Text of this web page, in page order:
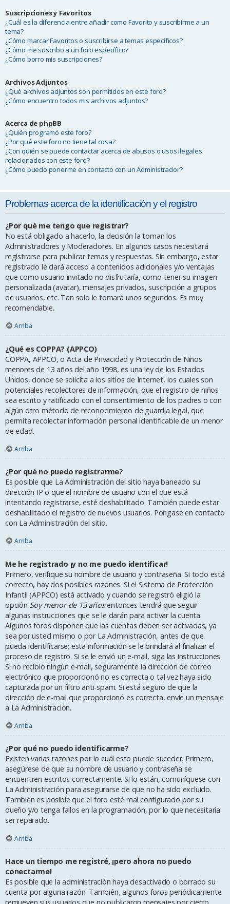
Suscripciones y Favoritos
¿Cuál es la diferencia entre añadir como Favorito y suscribirme a un
tema?
¿Cómo marcar Favoritos o suscribirse a temas específicos?
¿Cómo me suscribo a un foro específico?
¿Cómo borro mis suscripciones?
Archivos Adjuntos
¿Qué archivos adjuntos son permitidos en este foro?
¿Cómo encuentro todos mis archivos adjuntos?
Acerca de phpBB
¿Quién programó este foro?
¿Por qué este foro no tiene tal cosa?
¿Con quién se puede contactar acerca de abusos o usos ilegales
relacionados con este foro?
¿Cómo puedo ponerme en contacto con un Administrador?
Problemas acerca de la identificación y el registro
¿Por qué me tengo que registrar?
No está obligado a hacerlo, la decisión la toman los
Administradores y Moderadores. En algunos casos necesitará
registrarse para publicar temas y respuestas. Sin embargo, estar
registrado le dará acceso a contenidos adicionales y/o ventajas
que como usuario invitado no disfrutaría, como tener su imagen
personalizada (avatar), mensajes privados, suscripción a grupos
de usuarios, etc. Tan solo le tomará unos segundos. Es muy
recomendable.
Arriba
¿Qué es COPPA? (APPCO)
COPPA, APPCO, o Acta de Privacidad y Protección de Niños
menores de 13 años del año 1998, es una ley de los Estados
Unidos, donde se solicita a los sitios de Internet, los cuales son
potenciales recolectores de información, que el registro de niños
sea escrito y ratificado con el consentimiento de los padres o con
algún otro método de reconocimiento de guardia legal, que
permita recolectar información personal identificable de un menor
de edad.
Arriba
¿Por qué no puedo registrarme?
Es posible que La Administración del sitio haya baneado su
dirección IP o que el nombre de usuario con el que está
intentando registrarse, esté deshabilitado. También puede estar
deshabilitado el registro de nuevos usuarios. Póngase en contacto
con La Administración del sitio.
Arriba
Me he registrado ¡y no me puedo identificar!
Primero, verifique su nombre de usuario y contraseña. Si todo está
correcto, hay dos posibles razones. Si el Sistema de Protección
Infantil (APPCO) está activado y cuando se registró eligió la
opción Soy menor de 13 añosentonces tendrá que seguir
algunas instrucciones que se le darán para activar la cuenta.
Algunos foros disponen que las cuentas deben ser activadas, ya
sea por usted mismo o por La Administración, antes de que
pueda identificarse; esta información se le brindará al finalizar el
proceso de registro. Si se le envió un e-mail, siga las instrucciones.
Si no recibió ningún e-mail, seguramente la dirección de correo
electrónico que proporcionó no es correcta o tal vez haya sido
capturada por un filtro anti-spam. Si está seguro de que la
dirección de e-mail que proporcionó es correcta, envíe un mensaje
a La Administración.
Arriba
¿Por qué no puedo identificarme?
Existen varias razones por lo cuál esto puede suceder. Primero,
asegúrese de que su nombre de usuario y contraseña se
encuentren escritos correctamente. Si lo están, comuníquese con
La Administración para asegurarse de que no ha sido excluido.
También es posible que el foro esté mal configurado por su
dueño y/o tenga fallos en la programación, por lo que necesitaría
ser reparado.
Arriba
Hace un tiempo me registré, ¡pero ahora no puedo
conectarme!
Es posible que la administración haya desactivado o borrado su
cuenta por alguna razón. También, algunos foros periódicamente